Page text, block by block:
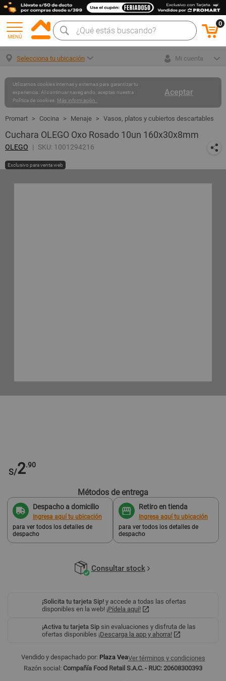
MENÚ
0
Selecciona tu ubicación Mi cuenta
Aceptar
Utilizamos cookies internas y externas para garantizar tu
experiencia. Al continuar navegando, aceptas nuestra
Política de cookies. Más información.
Cocina Menaje Vasos, platos y cubiertos descartables
Cuchara OLEGO Oxo Rosado 10un 160x30x8mm
OLEGO SKU: 1001294216
Exclusivo para venta web
S/2.90
Métodos de entrega
Despacho a domicilio
Ingresa aquí tu ubicación
para ver todos los detalles de
despacho
Retiro en tienda
Ingresa aquí tu ubicación
para ver todos los detalles de
despacho
Consultar stock
¡Solicita tu tarjeta Sip! y accede a todas las ofertas
disponibles en la web! ¡Pídela aquí!
¡Activa tu tarjeta Sip sin evaluaciones y disfruta de las
ofertas disponibles ¡Descarga la app y ahorra!
Vendido y despachado por: Plaza VeaVer términos y condiciones
Razón social: Compañía Food Retail S.A.C. - RUC: 20608300393